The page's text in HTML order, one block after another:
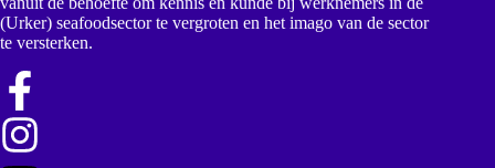
(Urker) seafoodsector te vergroten en het imago van de sector
te versterken.